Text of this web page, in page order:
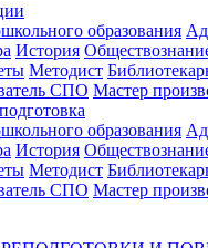
образования
История
Методист
СПО Мастер
образования
История
Методист
СПО Мастер